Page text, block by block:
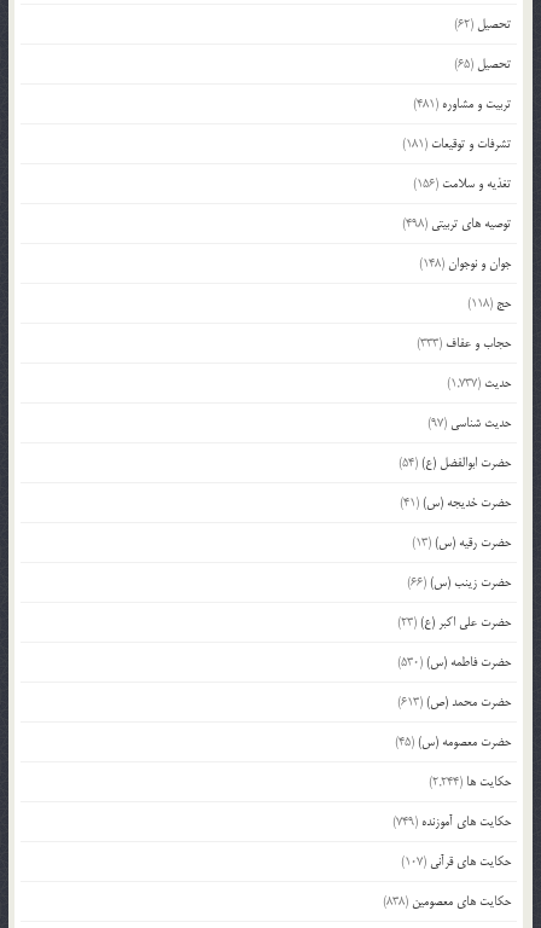
تحصیل (62)
تحصیل (65)
تربیت و مشاوره (481)
تشرفات و توقیعات (181)
تغذیه و سلامت (156)
توصیه های تربیتی (498)
جوان و نوجوان(148)
حج (118)
حجاب و عفاف (333)
حدیث (1,737)
حدیث شناسی (97)
حضرت ابوالفضل (ع)(54)
حضرت خدیجه (س)(41)
حضرت رقیه (س)(13)
حضرت زینب (س)(66)
حضرت علی اکبر (ع)(23)
حضرت فاطمه (س)(530)
حضرت محمد (ص)(613)
حضرت معصومه (س)(45)
حکایت ها (2,244)
حکایت های آموزنده (749)
حکایت های قرآنی (107)
حکایت های معصومین (838)